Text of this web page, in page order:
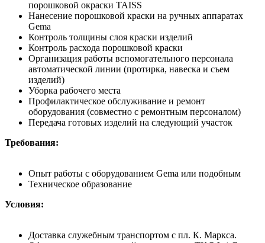
порошковой окраски TAISS
Нанесение порошковой краски на ручных аппаратах
Gema
Контроль толщины слоя краски изделий
Контроль расхода порошковой краски
Организация работы вспомогательного персонала
автоматической линии (протирка, навеска и съем
изделий)
Уборка рабочего места
Профилактическое обслуживание и ремонт
оборудования (совместно с ремонтным персоналом)
Передача готовых изделий на следующий участок
Требования:
Опыт работы с оборудованием Gema или подобным
Техническое образование
Условия:
Доставка служебным транспортом с пл. К. Маркса.